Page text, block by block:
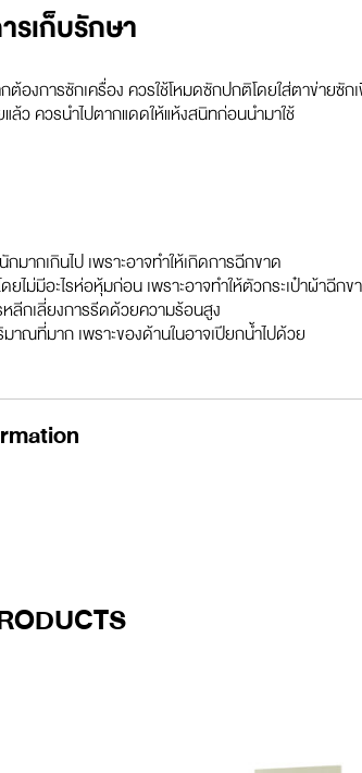
รเก็บรักษา
ต้องการซักเครื่อง ควรใช้โหมดซักปกติโดยใส่ตาข่ายซั
ล้ว ควรนำไปตากแดดให้แห้งสนิทก่อนนำมาใช้
มากเกินไป เพราะอาจทำให้เกิดการฉีกขาด
ยไม่มีอะไรห่อหุ้มก่อน เพราะอาจทำให้ตัวกระเป๋าผ้าฉีก
ลีกเลี่ยงการรีดด้วยความร้อนสูง
มาณที่มาก เพราะของด้านในอาจเปียกน้ำไปด้วย